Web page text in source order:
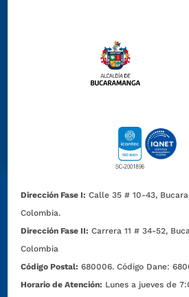
Dirección Fase I: Calle 35 # 10-43,
Colombia.
Dirección Fase II: Carrera 11 # 34-52,
Colombia
Código Postal: 680006. Código Dane:
Horario de Atención: Lunes a jueves de